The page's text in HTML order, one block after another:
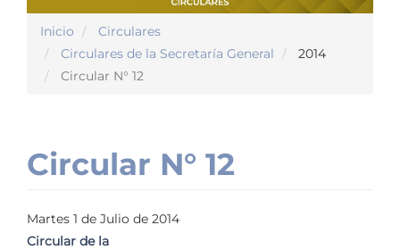
Inicio
Circulares
Circulares de la Secretaría General
2014
Circular N° 12
Circular N° 12
Martes 1 de Julio de 2014
Circular de la